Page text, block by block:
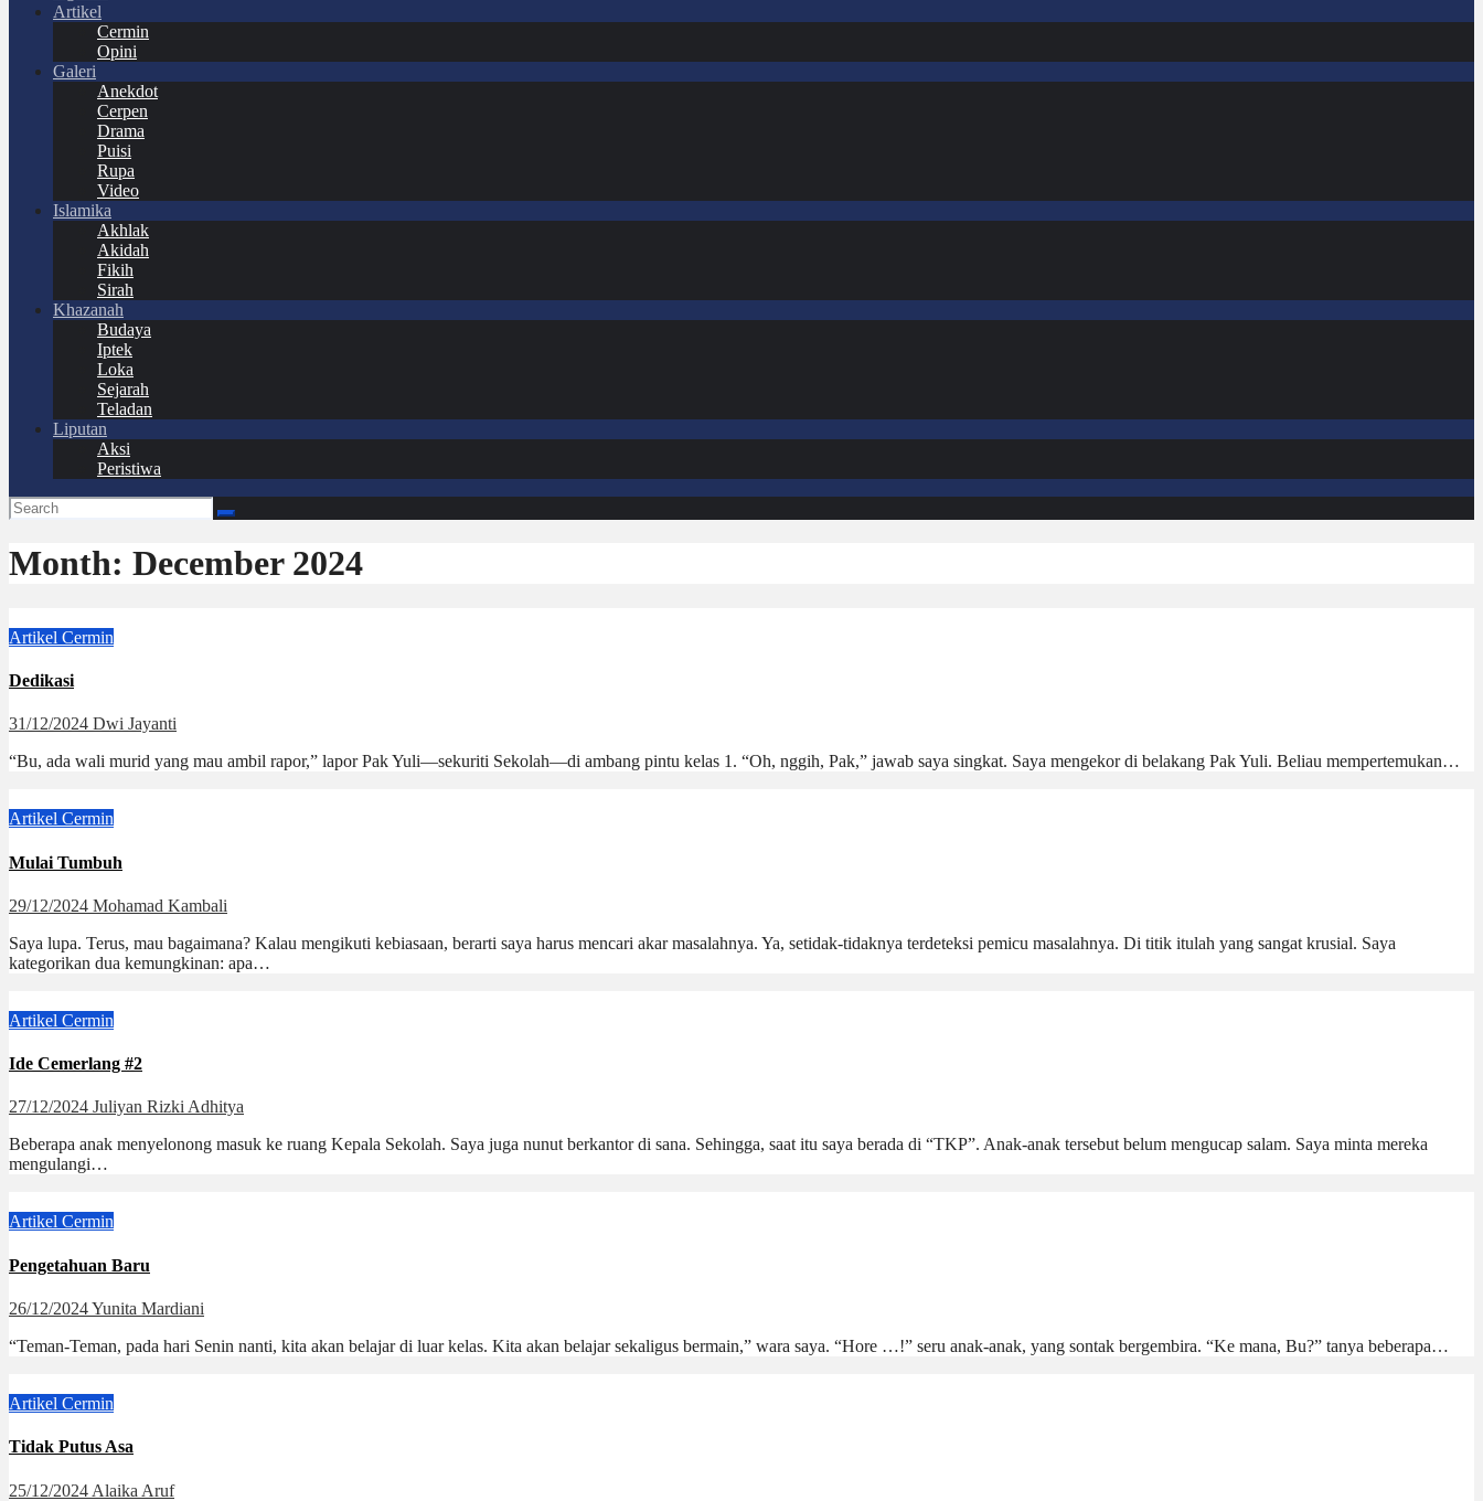
Artikel
Cermin
Opini
Galeri
Anekdot
Cerpen
Drama
Puisi
Rupa
Video
Islamika
Akhlak
Akidah
Fikih
Sirah
Khazanah
Budaya
Iptek
Loka
Sejarah
Teladan
Liputan
Aksi
Peristiwa
Month: December 2024
Artikel Cermin
Dedikasi
31/12/2024 Dwi Jayanti
“Bu, ada wali murid yang mau ambil rapor,” lapor Pak Yuli—sekuriti Sekolah—di ambang pintu kelas 1. “Oh, nggih, Pak,” jawab saya singkat. Saya mengekor di belakang Pak Yuli. Beliau mempertemukan…
Artikel Cermin
Mulai Tumbuh
29/12/2024 Mohamad Kambali
Saya lupa. Terus, mau bagaimana? Kalau mengikuti kebiasaan, berarti saya harus mencari akar masalahnya. Ya, setidak-tidaknya terdeteksi pemicu masalahnya. Di titik itulah yang sangat krusial. Saya
kategorikan dua kemungkinan: apa…
Artikel Cermin
Ide Cemerlang #2
27/12/2024 Juliyan Rizki Adhitya
Beberapa anak menyelonong masuk ke ruang Kepala Sekolah. Saya juga nunut berkantor di sana. Sehingga, saat itu saya berada di “TKP”. Anak-anak tersebut belum mengucap salam. Saya minta mereka
mengulangi…
Artikel Cermin
Pengetahuan Baru
26/12/2024Yunita Mardiani
“Teman-Teman, pada hari Senin nanti, kita akan belajar di luar kelas. Kita akan belajar sekaligus bermain,” wara saya. “Hore …!” seru anak-anak, yang sontak bergembira. “Ke mana, Bu?” tanya beberapa…
Artikel Cermin
Tidak Putus Asa
25/12/2024 Alaika Aruf